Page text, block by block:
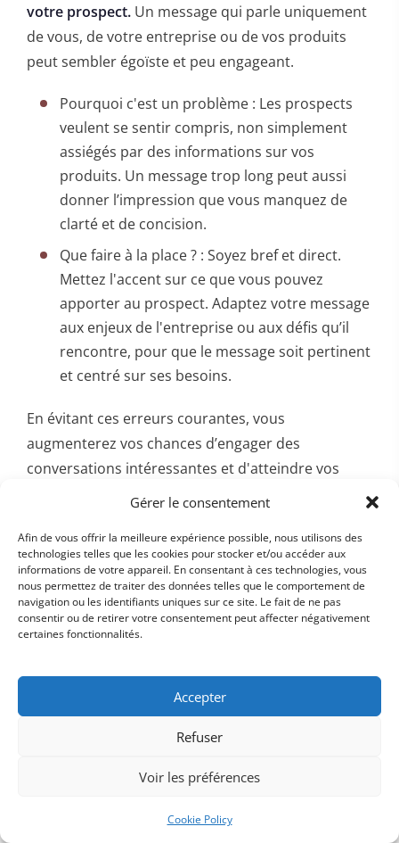
Gérer le consentement
Afin de vous offrir la meilleure expérience possible, nous utilisons des
technologies telles que les cookies pour stocker et/ou accéder aux
informations de votre appareil. En consentant à ces technologies, vous
nous permettez de traiter des données telles que le comportement de
navigation ou les identifiants uniques sur ce site. Le fait de ne pas
consentir ou de retirer votre consentement peut affecter négativement
certaines fonctionnalités.
Accepter
Refuser
Voir les préférences
Cookie Policy
votre prospect. Un message qui parle uniquement
de vous, de votre entreprise ou de vos produits
peut sembler égoïste et peu engageant.
Pourquoi c'est un problème : Les prospects
veulent se sentir compris, non simplement
assiégés par des informations sur vos
produits. Un message trop long peut aussi
donner l’impression que vous manquez de
clarté et de concision.
Que faire à la place ? : Soyez bref et direct.
Mettez l'accent sur ce que vous pouvez
apporter au prospect. Adaptez votre message
aux enjeux de l'entreprise ou aux défis qu’il
rencontre, pour que le message soit pertinent
et centré sur ses besoins.
En évitant ces erreurs courantes, vous
augmenterez vos chances d’engager des
conversations intéressantes et d'atteindre vos
objectifs de prospection sur LinkedIn. Si vous
pour optimiser votre gestion des prospects,
consultezce guide détaillé sur le rôle des CRM en
entreprise.